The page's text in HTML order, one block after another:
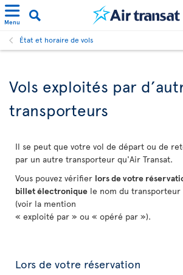
Menu
État et horaire de vols
Vols exploités par
transporteurs
Il se peut que votre vol de départ ou de
par un autre transporteur qu'Air Transat.
Vous pouvez vérifier lors de votre
billet électronique le nom du
(voir la mention
« exploité par » ou « opéré par »).
Lors de votre réservation